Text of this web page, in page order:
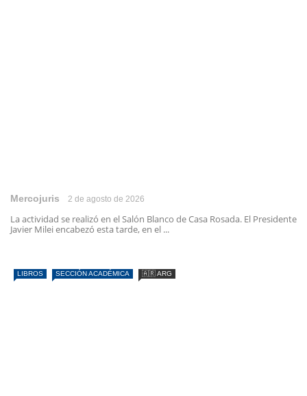
Mercojuris 2 de agosto de 2026
La actividad se realizó en el Salón Blanco de Casa Rosada. El Presidente
Javier Milei encabezó esta tarde, en el ...
LIBROS SECCIÓN ACADÉMICA 🇦🇷 ARG